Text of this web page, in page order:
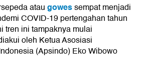
ataugowessempat menjadi
COVID-19 pertengahan tahun
tren ini tampaknya mulai
oleh Ketua Asosiasi
(Apsindo) Eko Wibowo